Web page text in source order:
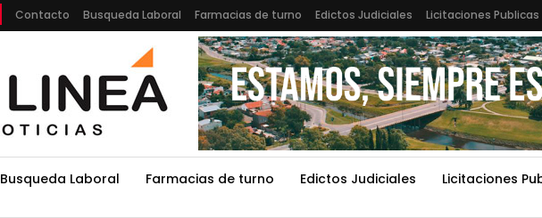
Contacto Busqueda Laboral Farmacias de turno Edictos Judiciales Licitaciones Publicas
Busqueda Laboral Farmacias de turno Edictos Judiciales Licitaciones